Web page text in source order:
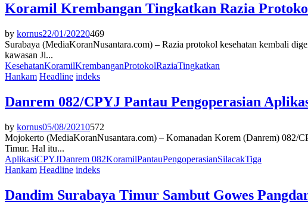
Koramil Krembangan Tingkatkan Razia
by kornus22/01/20220469
Surabaya (MediaKoranNusantara.com) – Razia protokol kesehatan kembali
kawasan Jl...
KesehatanKoramilKrembanganProtokolRaziaTingkatkan
Hankam Headline indeks
Danrem 082/CPYJ Pantau Pengoperasian
by kornus05/08/20210572
Mojokerto (MediaKoranNusantara.com) – Komanadan Korem (Danrem) 082/
Timur. Hal itu...
AplikasiCPYJDanrem 082KoramilPantauPengoperasianSilacakTiga
Hankam Headline indeks
Dandim Surabaya Timur Sambut Gowes